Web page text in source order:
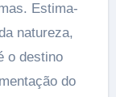
Estima-
natureza,
o destino
do